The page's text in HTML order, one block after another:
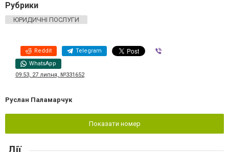
Рубрики
ЮРИДИЧНІ ПОСЛУГИ
Reddit Telegram
WhatsApp
09:53, 27 липня, №331652
Руслан Паламарчук
Показати номер